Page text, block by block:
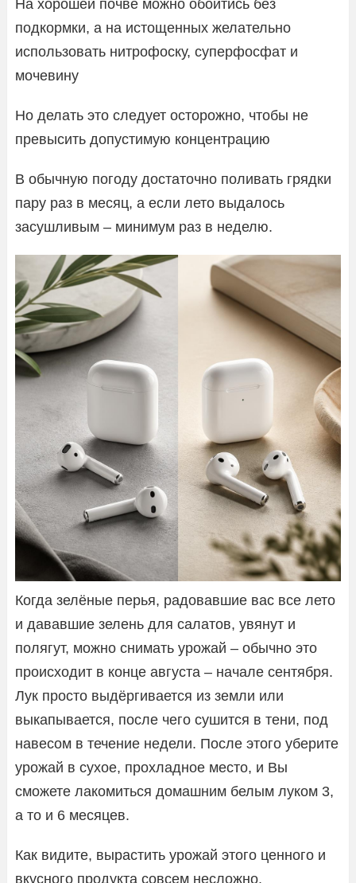
На хорошей почве можно обойтись без
подкормки, а на истощенных желательно
использовать нитрофоску, суперфосфат и
мочевину
Но делать это следует осторожно, чтобы не
превысить допустимую концентрацию
В обычную погоду достаточно поливать грядки
пару раз в месяц, а если лето выдалось
засушливым – минимум раз в неделю.
Когда зелёные перья, радовавшие вас все лето
и дававшие зелень для салатов, увянут и
полягут, можно снимать урожай – обычно это
происходит в конце августа – начале сентября.
Лук просто выдёргивается из земли или
выкапывается, после чего сушится в тени, под
навесом в течение недели. После этого уберите
урожай в сухое, прохладное место, и Вы
сможете лакомиться домашним белым луком 3,
а то и 6 месяцев.
Как видите, вырастить урожай этого ценного и
вкусного продукта совсем несложно.